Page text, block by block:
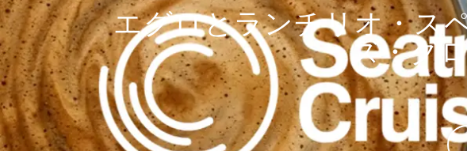
エグロとランチリオ・ス
ズ・グ
ラン
事業
所在